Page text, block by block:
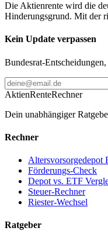
Die Aktienrente wird die
Hinderungsgrund. Mit der
Kein Update verpassen
Bundesrat-
AktienRenteRechner
Dein unabhängiger
Rechner
Altersvorsorgedepot
Förderungs-Check
Depot vs. ETF
Steuer-Rechner
Riester-Wechsel
Ratgeber